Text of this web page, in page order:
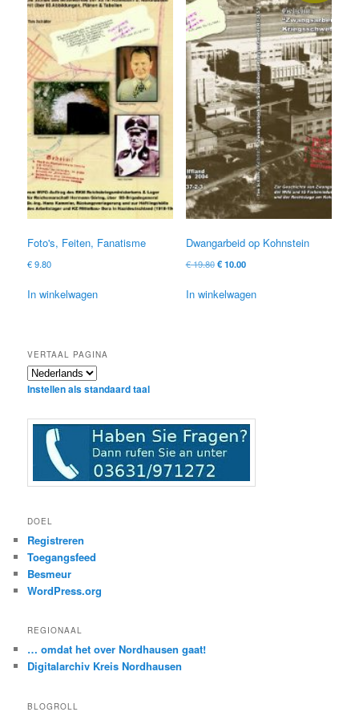
Foto's, Feiten, Fanatisme
€9.80
In winkelwagen
Dwangarbeid op Kohnstein
€19.80 Oorspronkelijke
was:
€10.00Huidige
is:
In winkelwagen
VERTAAL PAGINA
Instellen als standaard taal
DOEL
Registreren
Toegangsfeed
Besmeur
WordPress.org
REGIONAAL
… omdat het over Nordhausen gaat!
Digitalarchiv Kreis Nordhausen
BLOGROLL